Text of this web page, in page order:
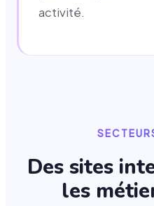
activité.
Des sites
les